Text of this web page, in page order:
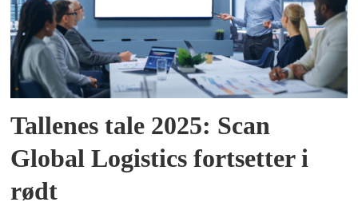
Tallenes tale 2025: Scan
Global Logistics fortsetter i
rødt